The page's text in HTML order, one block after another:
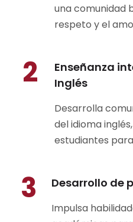
una comunidad
respeto y el
2
Enseñanza
Inglés
Desarrolla
del idioma
estudiantes
3 Desarrollo de
Impulsa